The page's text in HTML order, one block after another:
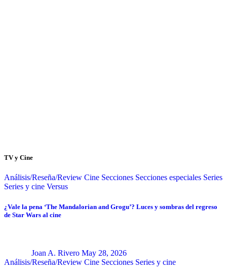
TV y Cine
Análisis/Reseña/Review Cine Secciones Secciones especiales Series
Series y cine Versus
¿Vale la pena ‘The Mandalorian and Grogu’? Luces y sombras del regreso
de Star Wars al cine
Joan A. Rivero May 28, 2026
Análisis/Reseña/Review Cine Secciones Series y cine